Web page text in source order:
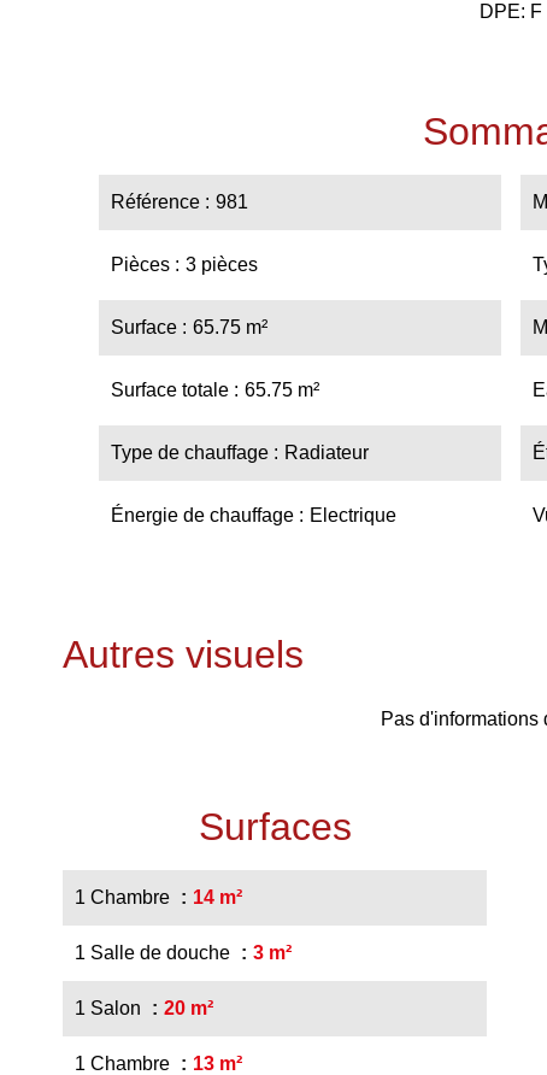
DPE: F
Référence 981
Pièces 3 pièces
Surface 65.75 m²
Surface totale 65.75 m²
Type de chauffage Radiateur
Énergie de chauffage Electrique
Autres visuels
Pas d'informations
Surfaces
1 Chambre 14 m²
1 Salle de douche 3 m²
1 Salon 20 m²
1 Chambre 13 m²